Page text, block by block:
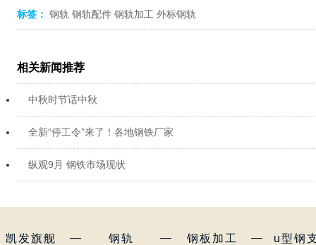
标签： 钢轨 钢轨配件 钢轨加工 外标钢轨
相关新闻推荐
中秋时节话中秋
全新“停工令”来了！各地钢铁厂家
纵观9月 钢铁市场现状
凯发旗舰 — 钢轨 — 钢板加工 — u型钢